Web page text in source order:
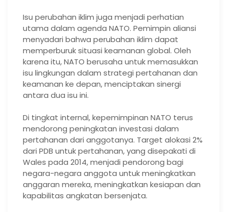
Isu perubahan iklim juga menjadi perhatian
utama dalam agenda NATO. Pemimpin aliansi
menyadari bahwa perubahan iklim dapat
memperburuk situasi keamanan global. Oleh
karena itu, NATO berusaha untuk memasukkan
isu lingkungan dalam strategi pertahanan dan
keamanan ke depan, menciptakan sinergi
antara dua isu ini.
Di tingkat internal, kepemimpinan NATO terus
mendorong peningkatan investasi dalam
pertahanan dari anggotanya. Target alokasi 2%
dari PDB untuk pertahanan, yang disepakati di
Wales pada 2014, menjadi pendorong bagi
negara-negara anggota untuk meningkatkan
anggaran mereka, meningkatkan kesiapan dan
kapabilitas angkatan bersenjata.